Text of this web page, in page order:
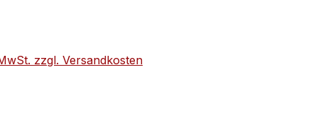
zzgl. Versandkosten